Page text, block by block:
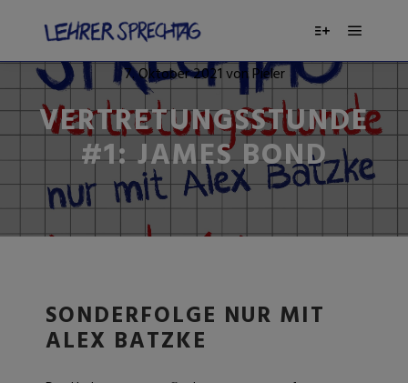
7. Oktober 2021vonPieler
VERTRETUNGSSTUNDE
#1: JAMES BOND
SONDERFOLGE NUR MIT
ALEX BATZKE